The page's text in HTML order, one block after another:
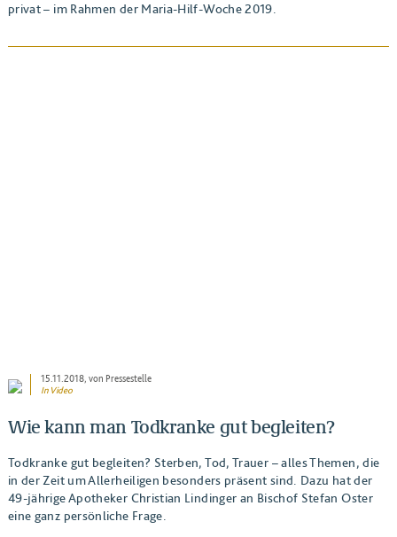
privat – im Rahmen der Maria-Hilf-Woche 2019.
15.11.2018, von Pressestelle
In Video
Wie kann man Todkranke gut begleiten?
Todkranke gut begleiten? Sterben, Tod, Trauer – alles Themen, die
in der Zeit um Allerheiligen besonders präsent sind. Dazu hat der
49-jährige Apotheker Christian Lindinger an Bischof Stefan Oster
eine ganz persönliche Frage.